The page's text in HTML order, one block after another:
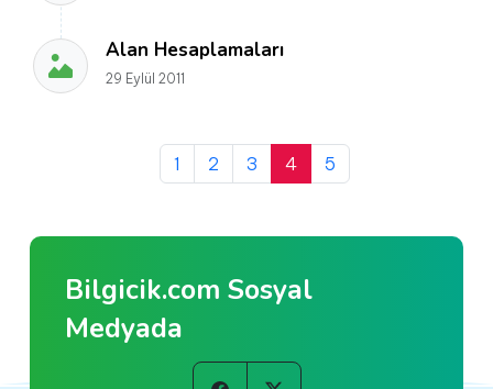
Alan Hesaplamaları
29 Eylül 2011
1 2 3 4 5
Bilgicik.com Sosyal
Medyada